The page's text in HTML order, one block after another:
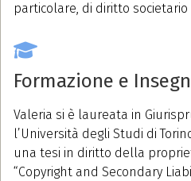
particolare, di diritto societario
Formazione e
Valeria si è laureata in
l’Università degli Studi di
una tesi in diritto della
“Copyright and Secondary